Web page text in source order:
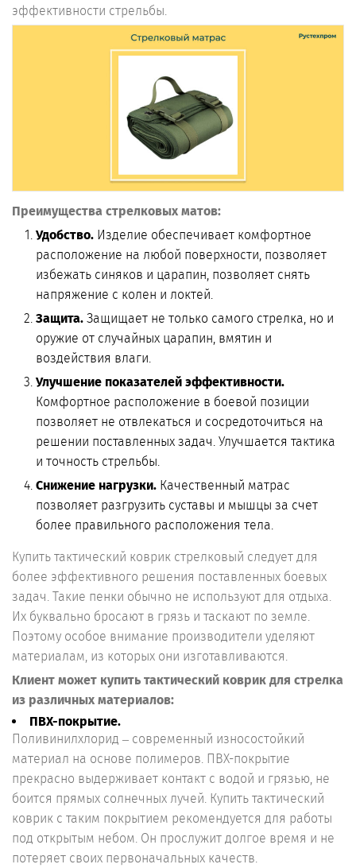
эффективности стрельбы.
Преимущества стрелковых матов:
Удобство. Изделие обеспечивает комфортное
расположение на любой поверхности, позволяет
избежать синяков и царапин, позволяет снять
напряжение с колен и локтей.
Защита. Защищает не только самого стрелка, но и
оружие от случайных царапин, вмятин и
воздействия влаги.
Улучшение показателей эффективности.
Комфортное расположение в боевой позиции
позволяет не отвлекаться и сосредоточиться на
решении поставленных задач. Улучшается тактика
и точность стрельбы.
Снижение нагрузки. Качественный матрас
позволяет разгрузить суставы и мышцы за счет
более правильного расположения тела.
Купить тактический коврик стрелковый следует для
более эффективного решения поставленных боевых
задач. Такие пенки обычно не используют для отдыха.
Их буквально бросают в грязь и таскают по земле.
Поэтому особое внимание производители уделяют
материалам, из которых они изготавливаются.
Клиент может купить тактический коврик для стрелка
из различных материалов:
ПВХ-покрытие.
Поливинилхлорид – современный износостойкий
материал на основе полимеров. ПВХ-покрытие
прекрасно выдерживает контакт с водой и грязью, не
боится прямых солнечных лучей. Купить тактический
коврик с таким покрытием рекомендуется для работы
под открытым небом. Он прослужит долгое время и не
потеряет своих первоначальных качеств.